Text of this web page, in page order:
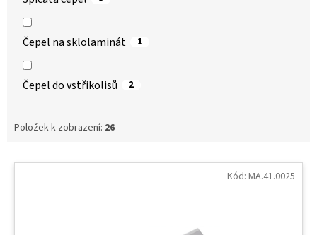
Čepel na sklolaminát 1
Čepel do vstřikolisů 2
Položek k zobrazení: 26
V
Kód: MA.41.0025